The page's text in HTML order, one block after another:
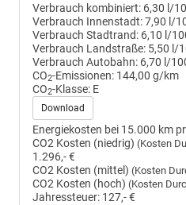
Verbrauch kombiniert: 6,30 l/
Verbrauch Innenstadt:7,90 l/
Verbrauch Stadtrand: 6,10 l/
Verbrauch Landstraße: 5,50 l/
Verbrauch Autobahn: 6,70 l/
CO2-Emissionen: 144,00 g/km
CO2-Klasse: E
Download
Energiekosten bei 15.000 km
CO2 Kosten (niedrig) (Kosten
1.296,- €
CO2 Kosten (mittel) (Kosten
CO2 Kosten (hoch) (Kosten
Jahressteuer: 127,- €